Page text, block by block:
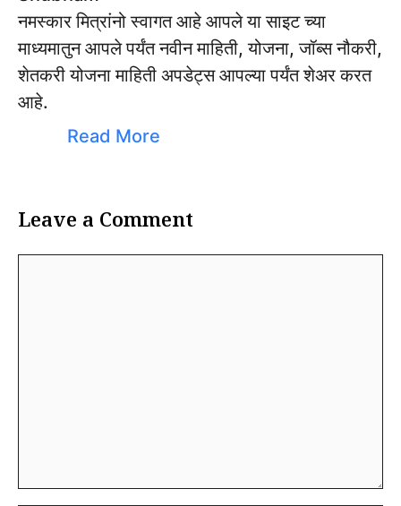
नमस्कार मित्रांनो स्वागत आहे आपले या साइट च्या
माध्यमातुन आपले पर्यंत नवीन माहिती, योजना, जॉब्स नौकरी,
शेतकरी योजना माहिती अपडेट्स आपल्या पर्यंत शेअर करत
आहे.
Read More
Leave a Comment